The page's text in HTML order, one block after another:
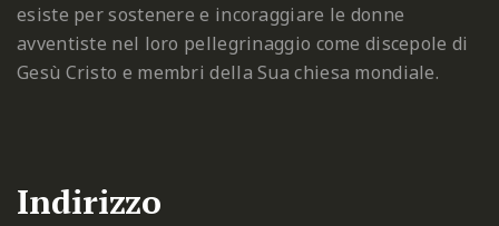
esiste per sostenere e incoraggiare le donne
avventiste nel loro pellegrinaggio come discepole di
Gesù Cristo e membri della Sua chiesa mondiale.
Indirizzo